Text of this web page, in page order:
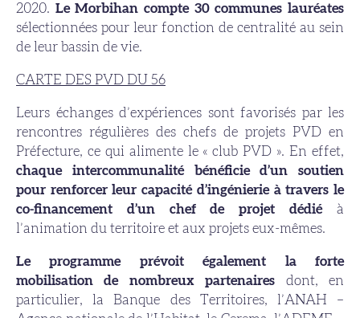
2020. Le Morbihan compte 30 communes lauréates
sélectionnées pour leur fonction de centralité au sein
de leur bassin de vie.
CARTE DES PVD DU 56
Leurs échanges d’expériences sont favorisés par les
rencontres régulières des chefs de projets PVD en
Préfecture, ce qui alimente le « club PVD ». En effet,
chaque intercommunalité bénéficie d’un soutien
pour renforcer leur capacité d’ingénierie à travers le
co-financement d’un chef de projet dédiéà
l’animation du territoire et aux projets eux-mêmes.
Le programme prévoit également la forte
mobilisation de nombreux partenaires dont, en
particulier, la Banque des Territoires, l’ANAH –